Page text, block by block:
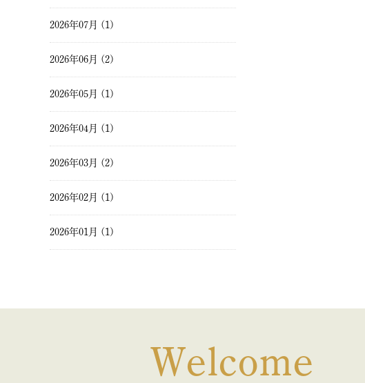
2026年07月 (1)
2026年06月 (2)
2026年05月 (1)
2026年04月 (1)
2026年03月 (2)
2026年02月 (1)
2026年01月 (1)
Welcome